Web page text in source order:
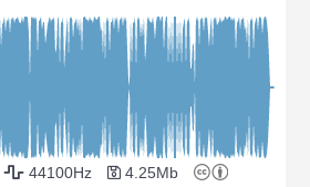
44100Hz 4.25Mb